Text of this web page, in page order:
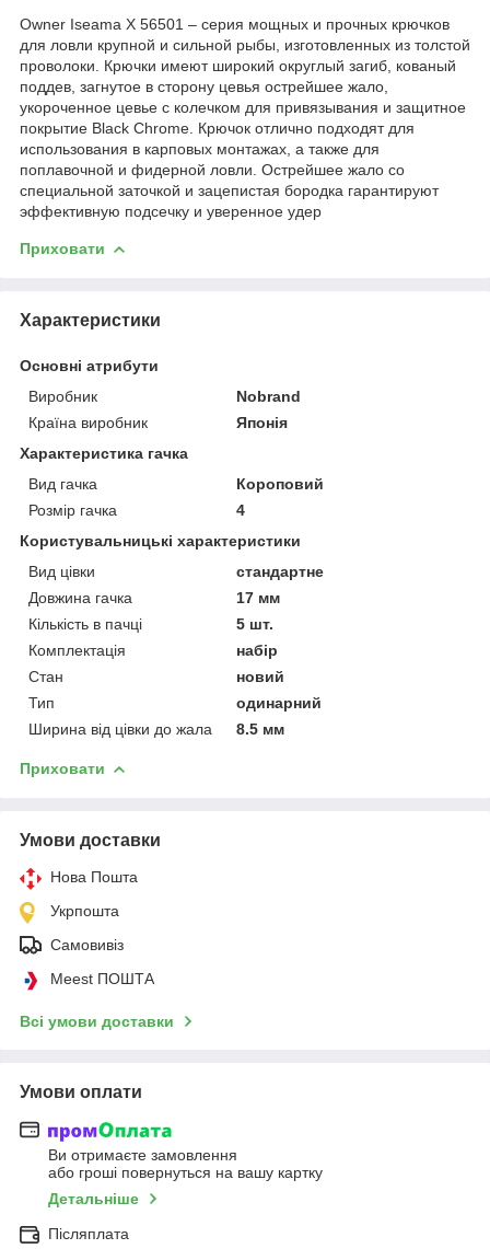
Owner Iseama X 56501 – серия мощных и прочных крючков
для ловли крупной и сильной рыбы, изготовленных из толстой
проволоки. Крючки имеют широкий округлый загиб, кованый
поддев, загнутое в сторону цевья острейшее жало,
укороченное цевье с колечком для привязывания и защитное
покрытие Black Chrome. Крючок отлично подходят для
использования в карповых монтажах, а также для
поплавочной и фидерной ловли. Острейшее жало со
специальной заточкой и зацепистая бородка гарантируют
эффективную подсечку и уверенное удер
Приховати
Характеристики
Основні атрибути
Виробник
Nobrand
Країна виробник
Японія
Характеристика гачка
Вид гачка
Короповий
Розмір гачка
4
Користувальницькі характеристики
Вид цівки
стандартне
Довжина гачка
17 мм
Кількість в пачці
5 шт.
Комплектація
набір
Стан
новий
Тип
одинарний
Ширина від цівки до жала
8.5 мм
Приховати
Умови доставки
Нова Пошта
Укрпошта
Самовивіз
Meest ПОШТА
Всі умови доставки
Умови оплати
Ви отримаєте замовлення
або гроші повернуться на вашу картку
Детальніше
Післяплата